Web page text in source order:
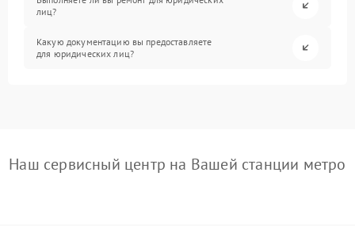
лиц?
Какую документацию вы предоставляете
для юридических лиц?
Наш сервисный центр на Вашей станции метро